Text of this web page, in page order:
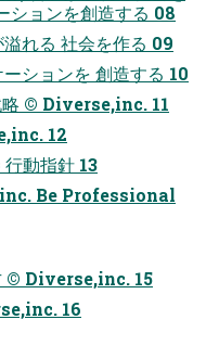
ョンを創造する 08
れる 社会を作る 09
ションを 創造する 10
略 ©︎ Diverse,inc. 11
12
動指針 13
Be Professional
©︎ Diverse,inc. 15
16